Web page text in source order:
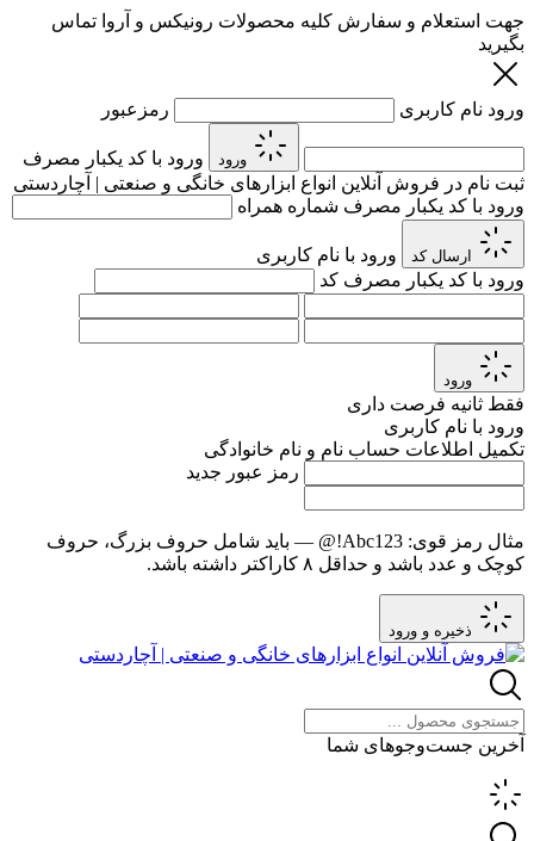
جهت استعلام و سفارش کلیه محصولات رونیکس و آروا تماس
بگیرید
ورود نام کاربری رمزعبور
ورود
ورود با کد یکبار مصرف
ثبت نام در فروش آنلاین انواع ابزارهای خانگی و صنعتی | آچاردستی
ورود با کد یکبار مصرف شماره همراه
ارسال کد
ورود با نام کاربری
ورود با کد یکبار مصرف کد
ورود
فقط ثانیه فرصت داری
ورود با نام کاربری
تکمیل اطلاعات حساب نام و نام خانوادگی
رمز عبور جدید
مثال رمز قوی: Abc123!@
— باید شامل حروف بزرگ، حروف
کوچک و عدد باشد و حداقل ۸ کاراکتر داشته باشد.
ذخیره و ورود
آخرین جست‌وجوهای شما